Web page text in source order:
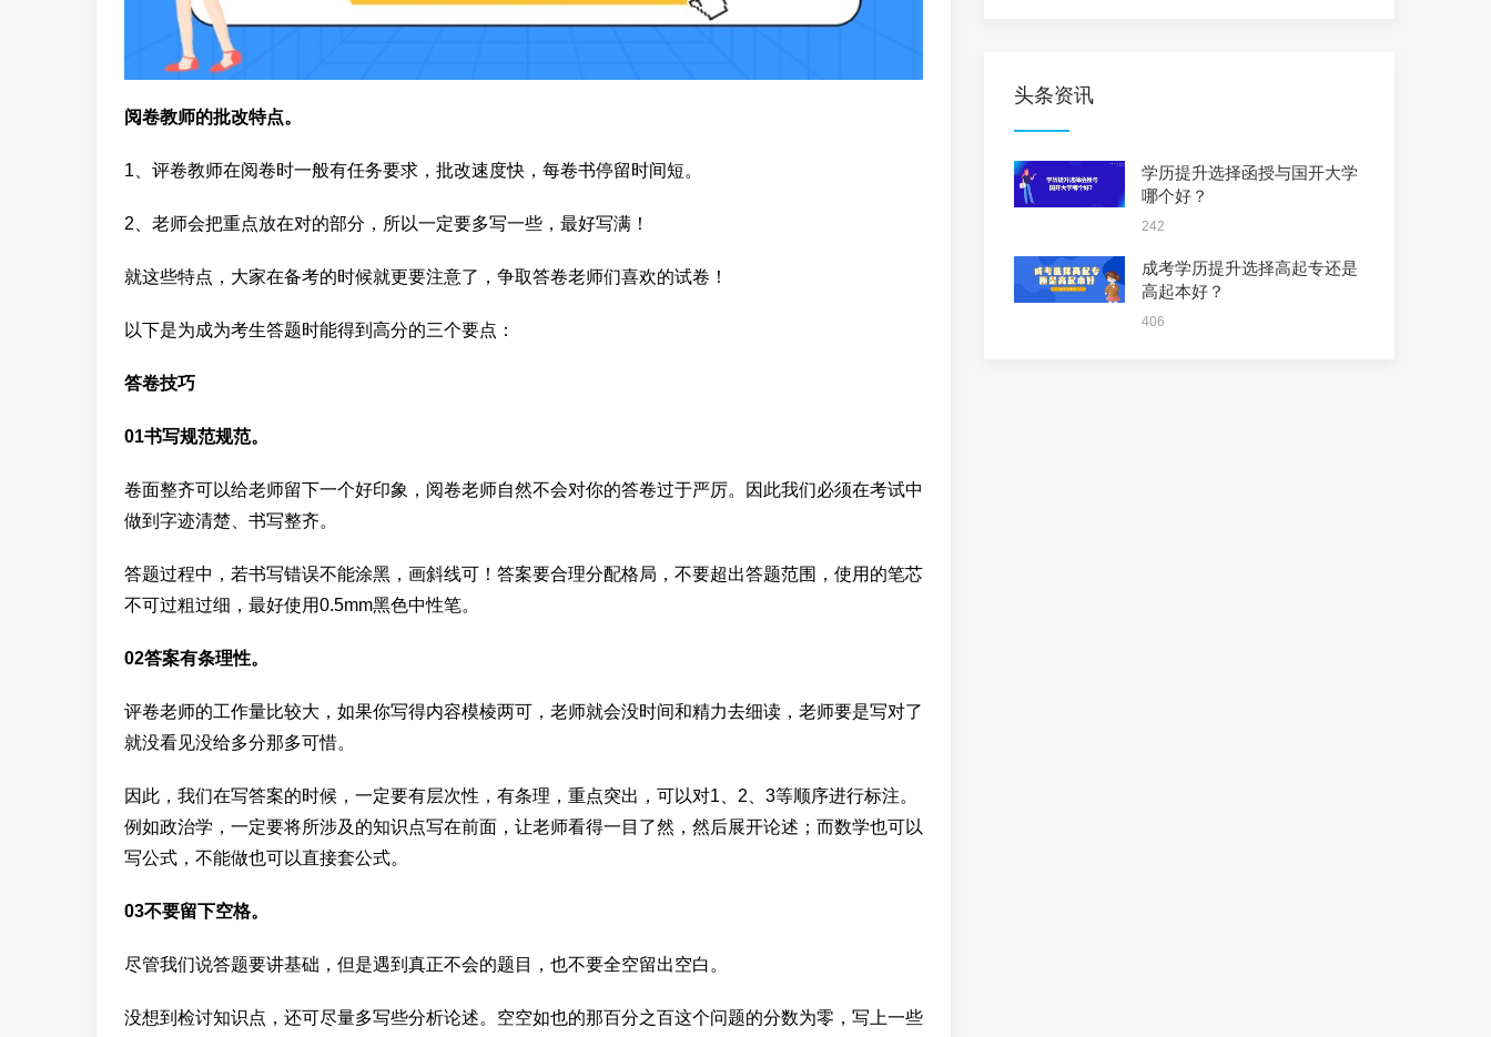
阅卷教师的批改特点。
1、评卷教师在阅卷时一般有任务要求，批改速度快，每卷书停留时间短。
2、老师会把重点放在对的部分，所以一定要多写一些，最好写满！
就这些特点，大家在备考的时候就更要注意了，争取答卷老师们喜欢的试卷！
以下是为成为考生答题时能得到高分的三个要点：
答卷技巧
01书写规范规范。
卷面整齐可以给老师留下一个好印象，阅卷老师自然不会对你的答卷过于严厉。因此我们必须在考试中
做到字迹清楚、书写整齐。
答题过程中，若书写错误不能涂黑，画斜线可！答案要合理分配格局，不要超出答题范围，使用的笔芯
不可过粗过细，最好使用0.5mm黑色中性笔。
02答案有条理性。
评卷老师的工作量比较大，如果你写得内容模棱两可，老师就会没时间和精力去细读，老师要是写对了
就没看见没给多分那多可惜。
因此，我们在写答案的时候，一定要有层次性，有条理，重点突出，可以对1、2、3等顺序进行标注。
例如政治学，一定要将所涉及的知识点写在前面，让老师看得一目了然，然后展开论述；而数学也可以
写公式，不能做也可以直接套公式。
03不要留下空格。
尽管我们说答题要讲基础，但是遇到真正不会的题目，也不要全空留出空白。
没想到检讨知识点，还可尽量多写些分析论述。空空如也的那百分之百这个问题的分数为零，写上一些
头条资讯
学历提升选择函授与国开大学
哪个好？
242
成考学历提升选择高起专还是
高起本好？
406